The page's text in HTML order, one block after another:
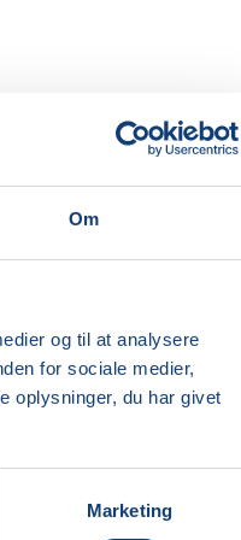
Om
og til at analysere
for sociale medier,
oplysninger, du har givet
Marketing
enkle
for
får